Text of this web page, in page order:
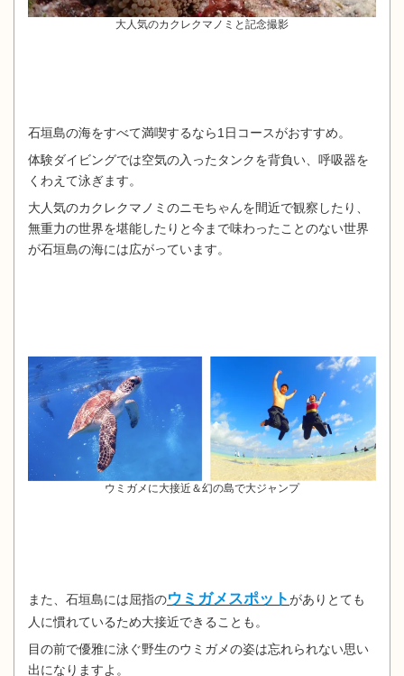
大人気のカクレクマノミと記念撮影
石垣島の海をすべて満喫するなら1日コースがおすすめ。
体験ダイビングでは空気の入ったタンクを背負い、呼吸器を
くわえて泳ぎます。
大人気のカクレクマノミのニモちゃんを間近で観察したり、
無重力の世界を堪能したりと今まで味わったことのない世界
が石垣島の海には広がっています。
ウミガメに大接近＆幻の島で大ジャンプ
また、石垣島には屈指のウミガメスポットがありとても
人に慣れているため大接近できることも。
目の前で優雅に泳ぐ野生のウミガメの姿は忘れられない思い
出になりますよ。